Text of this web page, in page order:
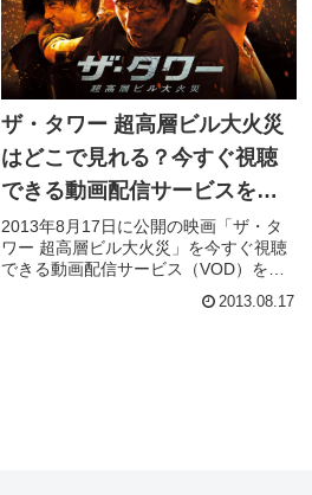
ザ・タワー 超高層ビル大火災
はどこで見れる？今すぐ視聴
できる動画配信サービスを紹
介！
2013年8月17日に公開の映画「ザ・タ
ワー 超高層ビル大火災」を今すぐ視聴
できる動画配信サービス（VOD）を徹
底紹介。あらすじやキャスト・声優、
スタッフ、主題歌の情報はもちろん、
2013.08.17